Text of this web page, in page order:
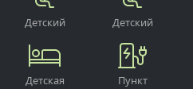
Детский
кормления
Детский
кормления
Детская
Пункт